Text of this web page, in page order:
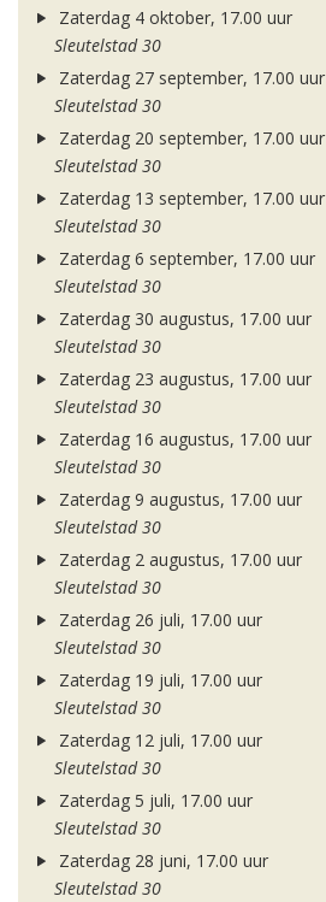
Zaterdag 4 oktober, 17.00 uur
Sleutelstad 30
Zaterdag 27 september, 17.00 uur
Sleutelstad 30
Zaterdag 20 september, 17.00 uur
Sleutelstad 30
Zaterdag 13 september, 17.00 uur
Sleutelstad 30
Zaterdag 6 september, 17.00 uur
Sleutelstad 30
Zaterdag 30 augustus, 17.00 uur
Sleutelstad 30
Zaterdag 23 augustus, 17.00 uur
Sleutelstad 30
Zaterdag 16 augustus, 17.00 uur
Sleutelstad 30
Zaterdag 9 augustus, 17.00 uur
Sleutelstad 30
Zaterdag 2 augustus, 17.00 uur
Sleutelstad 30
Zaterdag 26 juli, 17.00 uur
Sleutelstad 30
Zaterdag 19 juli, 17.00 uur
Sleutelstad 30
Zaterdag 12 juli, 17.00 uur
Sleutelstad 30
Zaterdag 5 juli, 17.00 uur
Sleutelstad 30
Zaterdag 28 juni, 17.00 uur
Sleutelstad 30